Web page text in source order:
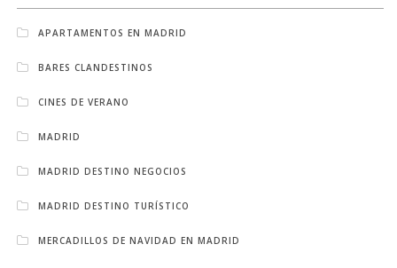
APARTAMENTOS EN MADRID
BARES CLANDESTINOS
CINES DE VERANO
MADRID
MADRID DESTINO NEGOCIOS
MADRID DESTINO TURÍSTICO
MERCADILLOS DE NAVIDAD EN MADRID